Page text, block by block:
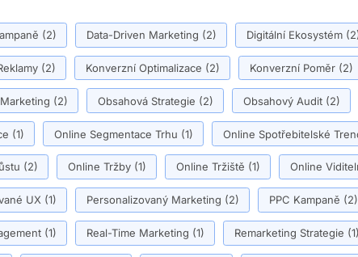
(2) Data-Driven Marketing (2) Digitální Ekosystém
(2) Konverzní Optimalizace (2) Konverzní Poměr(2)
(2) Obsahová Strategie (2) Obsahový Audit(2)
(1) Online Segmentace Trhu (1) Online Spotřebitelské
(2) Online Tržby(1) Online Tržiště (1) Online
UX(1) Personalizovaný Marketing (2) PPC Kampaně (2)
(1) Real-Time Marketing (1) Remarketing Strategie (1)